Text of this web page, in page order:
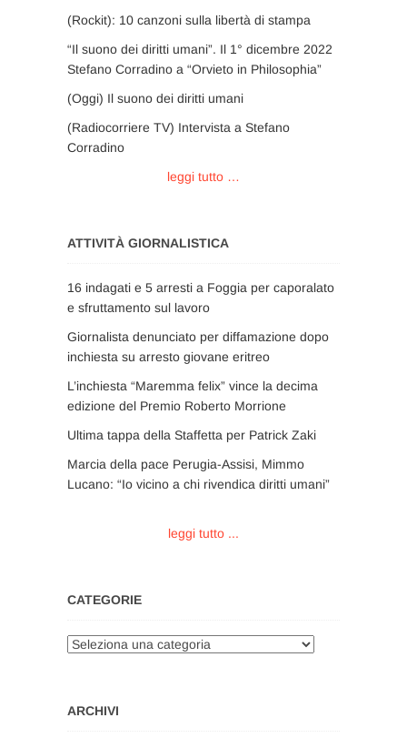
(Rockit): 10 canzoni sulla libertà di stampa
“Il suono dei diritti umani”. Il 1° dicembre 2022
Stefano Corradino a “Orvieto in Philosophia”
(Oggi) Il suono dei diritti umani
(Radiocorriere TV) Intervista a Stefano
Corradino
leggi tutto …
ATTIVITÀ GIORNALISTICA
16 indagati e 5 arresti a Foggia per caporalato
e sfruttamento sul lavoro
Giornalista denunciato per diffamazione dopo
inchiesta su arresto giovane eritreo
L’inchiesta “Maremma felix” vince la decima
edizione del Premio Roberto Morrione
Ultima tappa della Staffetta per Patrick Zaki
Marcia della pace Perugia-Assisi, Mimmo
Lucano: “Io vicino a chi rivendica diritti umani”
leggi tutto ...
CATEGORIE
Categorie
ARCHIVI